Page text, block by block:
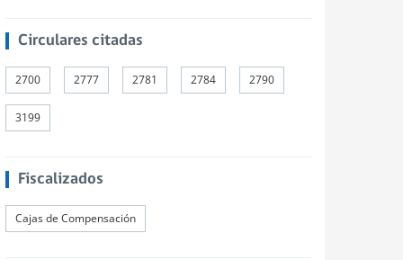
Circulares citadas
2700 2777 2781 2784 2790
3199
Fiscalizados
Cajas de Compensación